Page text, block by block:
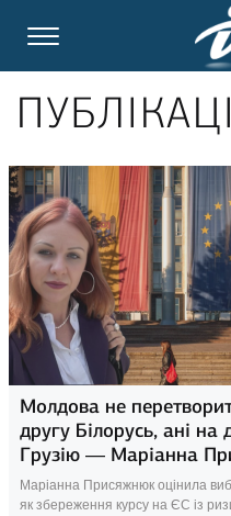
Молдова не
другу Білорусь, ані на
Грузію — Маріанна
Маріанна Присяжнюк оцінила
як збереження курсу на ЄС із